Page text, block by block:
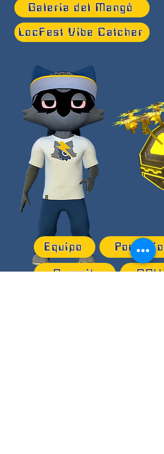
Galería del Mangó
LocFest Vibe Catcher
Equipo
Portfolio
Summit
SGX